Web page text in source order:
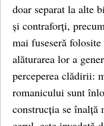
doar separat la alte
și contraforți,
mai fuseseră
alăturarea lor a
perceperea clădirii:
romanicului sunt
construcția se înalță